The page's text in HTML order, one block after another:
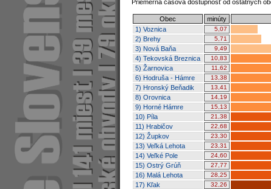
Priemerná časová dostupnosť od ostatných
Obec minúty
1) Voznica
5,07
2) Brehy 5,71
3) Nová Baňa 9,49
4) Tekovská Breznica 10,83
5) Žarnovica 11,62
6) Hodruša - Hámre 13,38
7) Hronský Beňadik 13,41
8) Orovnica 14,19
9) Horné Hámre 15,13
10) Píla 21,38
11) Hrabičov 22,68
12) Župkov 23,30
13) Veľká Lehota 23,31
14) Veľké Pole 24,60
15) Ostrý Grúň 27,77
16) Malá Lehota 28,25
17) Kľak 32,26